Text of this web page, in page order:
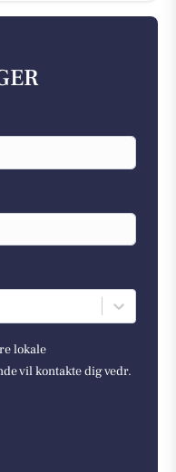
lokale
vil kontakte dig vedr.